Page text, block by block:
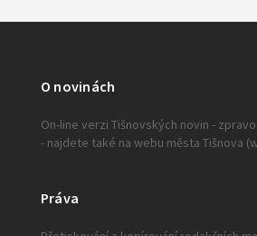
O novinách
On-line verzi Tišnovských novin -
- najdete také na webu města Tišnova
Práva